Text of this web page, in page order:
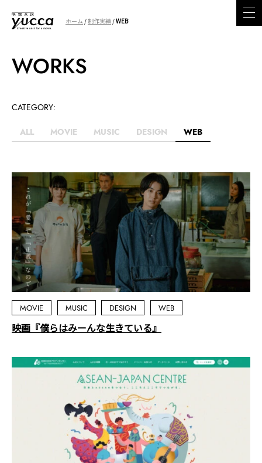
ホーム /制作実績 /WEB
WORKS
CATEGORY:
ALL MOVIE MUSIC DESIGN WEB
MOVIE MUSIC DESIGN WEB
映画『僕らはみーんな生きている』